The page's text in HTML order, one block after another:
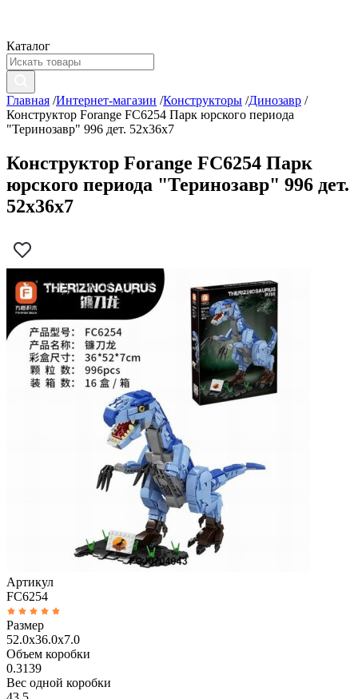
Каталог
Главная /Интернет-магазин /Конструкторы /Динозавр /
Конструктор Forange FC6254 Парк юрского периода
"Теринозавр" 996 дет. 52х36х7
Конструктор Forange FC6254 Парк
юрского периода "Теринозавр" 996 дет.
52х36х7
Артикул
FC6254
Размер
52.0x36.0x7.0
Объем коробки
0.3139
Вес одной коробки